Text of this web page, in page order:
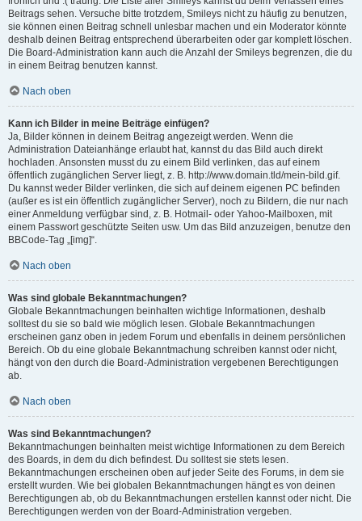
Beitrags sehen. Versuche bitte trotzdem, Smileys nicht zu häufig zu benutzen,
sie können einen Beitrag schnell unlesbar machen und ein Moderator könnte
deshalb deinen Beitrag entsprechend überarbeiten oder gar komplett löschen.
Die Board-Administration kann auch die Anzahl der Smileys begrenzen, die du
in einem Beitrag benutzen kannst.
Nach oben
Kann ich Bilder in meine Beiträge einfügen?
Ja, Bilder können in deinem Beitrag angezeigt werden. Wenn die
Administration Dateianhänge erlaubt hat, kannst du das Bild auch direkt
hochladen. Ansonsten musst du zu einem Bild verlinken, das auf einem
öffentlich zugänglichen Server liegt, z. B. http://www.domain.tld/mein-bild.gif.
Du kannst weder Bilder verlinken, die sich auf deinem eigenen PC befinden
(außer es ist ein öffentlich zugänglicher Server), noch zu Bildern, die nur nach
einer Anmeldung verfügbar sind, z. B. Hotmail- oder Yahoo-Mailboxen, mit
einem Passwort geschützte Seiten usw. Um das Bild anzuzeigen, benutze den
BBCode-Tag „[img]“.
Nach oben
Was sind globale Bekanntmachungen?
Globale Bekanntmachungen beinhalten wichtige Informationen, deshalb
solltest du sie so bald wie möglich lesen. Globale Bekanntmachungen
erscheinen ganz oben in jedem Forum und ebenfalls in deinem persönlichen
Bereich. Ob du eine globale Bekanntmachung schreiben kannst oder nicht,
hängt von den durch die Board-Administration vergebenen Berechtigungen
ab.
Nach oben
Was sind Bekanntmachungen?
Bekanntmachungen beinhalten meist wichtige Informationen zu dem Bereich
des Boards, in dem du dich befindest. Du solltest sie stets lesen.
Bekanntmachungen erscheinen oben auf jeder Seite des Forums, in dem sie
erstellt wurden. Wie bei globalen Bekanntmachungen hängt es von deinen
Berechtigungen ab, ob du Bekanntmachungen erstellen kannst oder nicht. Die
Berechtigungen werden von der Board-Administration vergeben.